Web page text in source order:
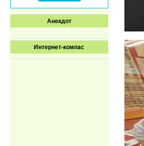
Анекдот
Интернет-компас